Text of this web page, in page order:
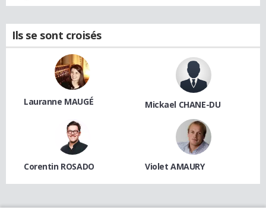
Ils se sont croisés
Lauranne MAUGÉ Mickael CHANE-DU
Corentin ROSADO Violet AMAURY